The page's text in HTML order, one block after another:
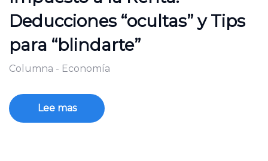
Deducciones “ocultas” y Tips
para “blindarte”
Columna - Economía
Lee mas